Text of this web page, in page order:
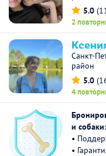
5.0
2
Санкт-
район
5.0
4
и собаки:
•
•